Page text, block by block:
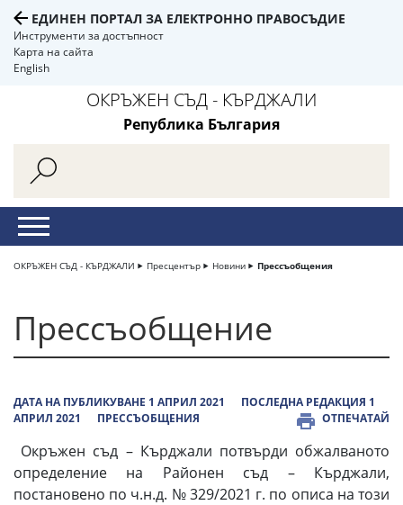
ЕДИНЕН ПОРТАЛ ЗА ЕЛЕКТРОННО ПРАВОСЪДИЕ
Инструменти за достъпност
Карта на сайта
English
ОКРЪЖЕН СЪД - КЪРДЖАЛИ
Република България
ОКРЪЖЕН СЪД - КЪРДЖАЛИ Пресцентър Новини Прессъобщения
Прессъобщение
ДАТА НА ПУБЛИКУВАНЕ 1 АПРИЛ 2021
ПОСЛЕДНА РЕДАКЦИЯ 1
АПРИЛ 2021
ПРЕССЪОБЩЕНИЯ ОТПЕЧАТАЙ
Окръжен съд – Кърджали потвърди обжалваното
определение на Районен съд – Кърджали,
постановено по ч.н.д. № 329/2021 г. по описа на този